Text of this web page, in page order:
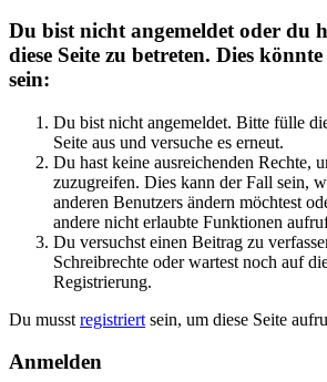
Du bist nicht angemeldet oder du
diese Seite zu betreten. Dies
sein:
Du bist nicht angemeldet. Bitte fülle
Seite aus und versuche es erneut.
Du hast keine ausreichenden Rechte,
zuzugreifen. Dies kann der Fall sein,
anderen Benutzers ändern möchtest
andere nicht erlaubte Funktionen
Du versuchst einen Beitrag zu
Schreibrechte oder wartest noch auf
Registrierung.
Du musst registriert sein, um diese Seite
Anmelden